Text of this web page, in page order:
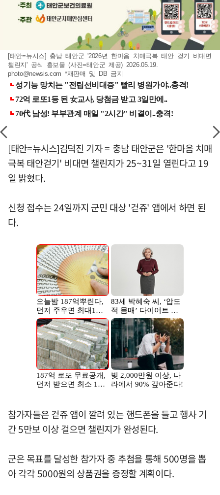
[태안=뉴시스] 충남 태안군 '2026년 한마음 치매극복 태안 걷기 비대면
챌린지' 공식 홍보물 (사진=태안군 제공) 2026.05.19.
photo@newsis.com *재판매 및 DB 금지
[태안=뉴시스]김덕진 기자 = 충남 태안군은 '한마음 치매
극복 태안걷기' 비대면 챌린지가 25~31일 열린다고 19
일 밝혔다.
신청 접수는 24일까지 군민 대상 '걷쥬' 앱에서 하면 된
다.
참가자들은 걷쥬 앱이 깔려 있는 핸드폰을 들고 행사 기
간 5만보 이상 걸으면 챌린지가 완성된다.
군은 목표를 달성한 참가자 중 추첨을 통해 500명을 뽑
아 각각 5000원의 상품권을 증정할 계획이다.